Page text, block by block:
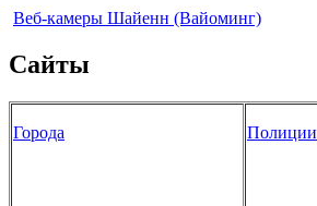
Веб-камеры Шайенн (Вайоминг)
Сайты
Города Полиции